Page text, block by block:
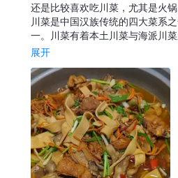
还是比较喜欢吃川菜，尤其是火锅
川菜是中国汉族传统的四大菜系
一。川菜有着本土川菜与海派川
展开